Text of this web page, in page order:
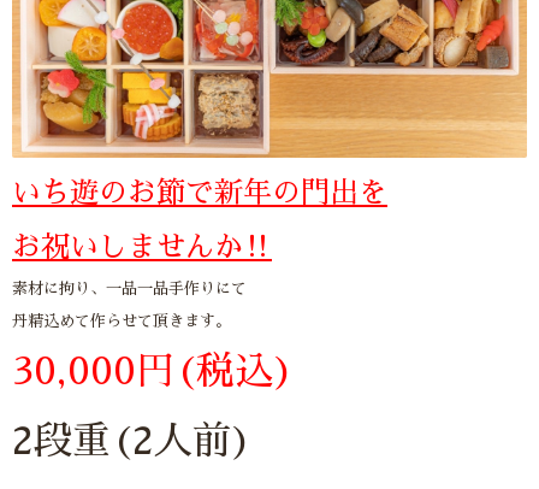
いち遊のお節で新年の門出を
お祝いしませんか‼︎
素材に拘り、一品一品手作りにて
丹精込めて作らせて頂きます。
30,000円(税込)
2段重(2人前)